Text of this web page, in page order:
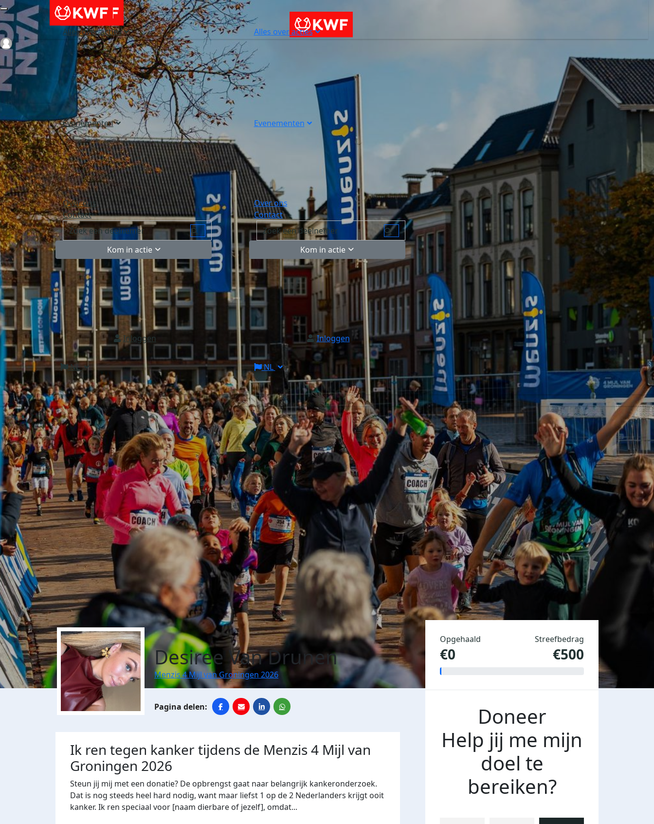
Alles over acties
Evenementen
Over ons
Contact
Kom in actie
Inloggen
NL
Alles over acties
Evenementen
Over ons
Contact
Kom in actie
Inloggen
NL
Login
Desiree Van Drunen
Menzis 4 Mijl van Groningen 2026
Ik ren tegen kanker tijdens de Menzis 4 Mijl van
Groningen 2026
Steun jij mij met een donatie? De opbrengst gaat naar belangrijk kankeronderzoek.
Dat is nog steeds heel hard nodig, want maar liefst 1 op de 2 Nederlanders krijgt ooit
kanker. Ik ren speciaal voor [naam dierbare of jezelf], omdat...
Opgehaald
€0
Streefbedrag
€500
Doneer
Help jij me mijn
doel te
bereiken?